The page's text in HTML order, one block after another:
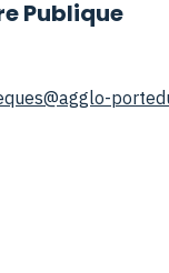
Publique